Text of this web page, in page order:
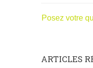
Posez votre
ARTICLES